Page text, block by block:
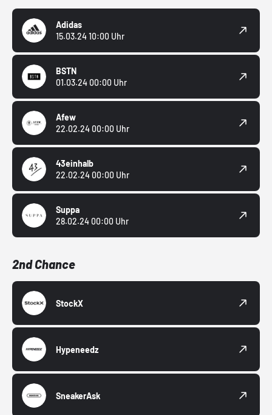
Adidas
15.03.24 10:00 Uhr
BSTN
01.03.24 00:00 Uhr
Afew
22.02.24 00:00 Uhr
43einhalb
22.02.24 00:00 Uhr
Suppa
28.02.24 00:00 Uhr
2nd Chance
StockX
Hypeneedz
SneakerAsk